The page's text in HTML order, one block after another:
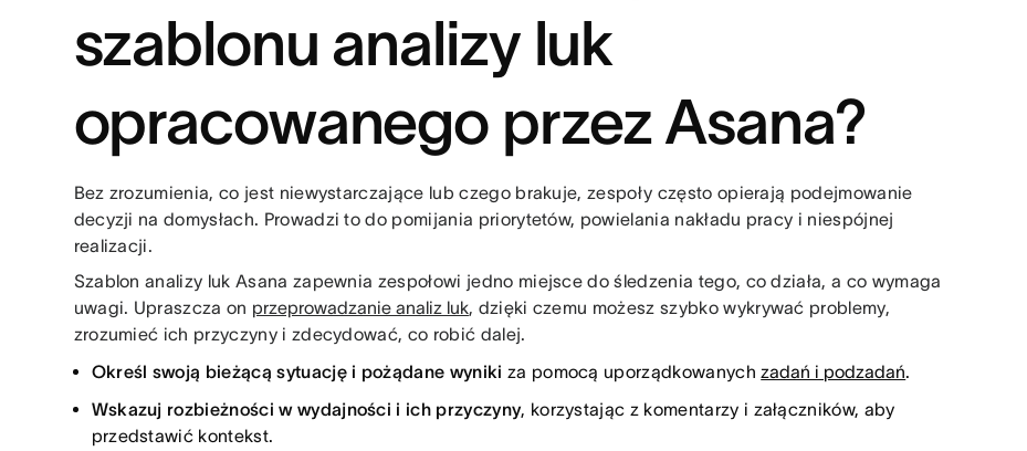
szablonu analizy luk
opracowanego przez Asana?
Bez zrozumienia, co jest niewystarczające lub czego brakuje, zespoły często opierają podejmowanie
decyzji na domysłach. Prowadzi to do pomijania priorytetów, powielania nakładu pracy i niespójnej
realizacji.
Szablon analizy luk Asana zapewnia zespołowi jedno miejsce do śledzenia tego, co działa, a co wymaga
uwagi. Upraszcza on przeprowadzanie analiz luk, dzięki czemu możesz szybko wykrywać problemy,
zrozumieć ich przyczyny i zdecydować, co robić dalej.
Określ swoją bieżącą sytuację i pożądane wyniki za pomocą uporządkowanychzadań i podzadań.
Wskazuj rozbieżności w wydajności i ich przyczyny, korzystając z komentarzy i załączników, aby
przedstawić kontekst.